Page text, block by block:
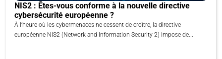
NIS2 : Êtes-vous conforme à la nouvelle directive
cybersécurité européenne ?
À l’heure où les cybermenaces ne cessent de croître, la directive
européenne NIS2 (Network and Information Security 2) impose de...